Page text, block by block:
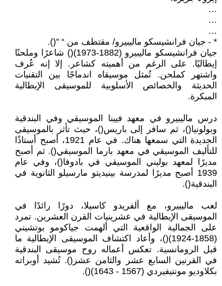
…
…
…
* - جيان فرانشيسكو ماليبيرو/ مقتطف من “ "().
جيان فرانشيسكو ماليبيرو (1882-1973)() شاعرًا وملحنًا
إيطاليًا. على الرغم من أهميته كشاعر. إلا إنه عُرف
واشتهر كملحن. تُمثل موسيقاه اندماجًا بين التقنيات
الحديثة والخصائص الأسلوبية للموسيقى الإيطالية
المبكرة.
درس ماليبيرو في معهد فيينا الموسيقي وفي البندقية
وبولونيا()، ثم سافر إلى باريس()، حيث تأثر بالموسيقى
الجديدة التي سمعها هناك. في عام 1921، أصبح أستاذًا
للتأليف الموسيقي في معهد بارما الموسيقي(). ثم أصبح
مديرًا لمعهد بوليني الموسيقي في بادوفا()، وفي عام
1939 أصبح مديرًا لمدرسة بينيديتو مارسيلو الثانوية في
البندقية().
لعب ماليبيرو، مع ألفريدو كاسيلا، دورًا رائدًا في
الموسيقى الإيطالية في عشرينيات القرن العشرين. تمرد
على الجمالية الواقعية التي ألهمت جياكومو بوتشيني
(1858-1924)()، وأعاد اكتشاف الموسيقى الإيطالية ما
قبل الرومانسية. تعكس أعماله روح موسيقى البندقية
في القرنين السابع عشر والثامن عشر(). تُشيد أوبراته
بكلاوديو مونتيفيردي (1567 - 1643)().